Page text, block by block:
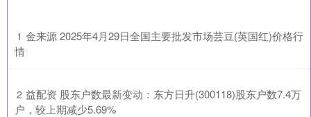
1 ​金来源 2025年4月29日全国主要批发市场芸豆(英国红)价格行
情
2 ​益配资 股东户数最新变动：东方日升(300118)股东户数7.4万
户，较上期减少5.69%